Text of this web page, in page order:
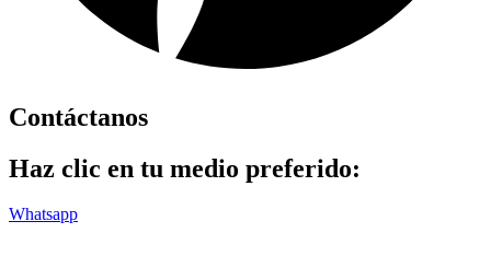
Contáctanos
Haz clic en tu medio preferido:
Whatsapp